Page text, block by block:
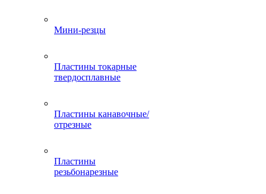
Мини-резцы
Пластины токарные
твердосплавные
Пластины канавочные/
отрезные
Пластины
резьбонарезные